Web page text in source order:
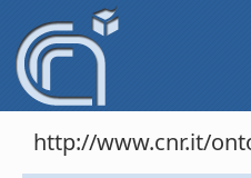
http://www.cnr.it/